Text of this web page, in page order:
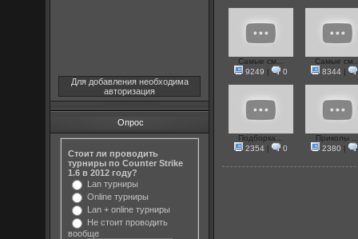
Для добавления необходима
авторизация
Опрос
Стоит ли проводить
турниры по Counter Strike
1.6 в 2012 году?
Lan турниры
Online турниры
Lan + online турниры
Не стоит проводить
вообще
Самые см...
9249 | 0
Самые
8344|
Подборка...
2354| 0
Приколы
2380 |